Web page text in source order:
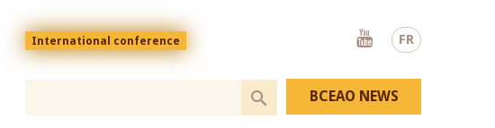
FR
Menu
top
En
International conference
Youtube
BCEAO NEWS